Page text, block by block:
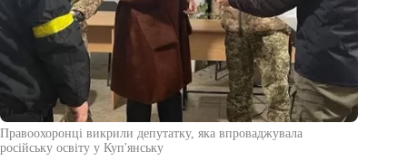
Правоохоронці викрили депутатку, яка впроваджувала
російську освіту у Куп'янську